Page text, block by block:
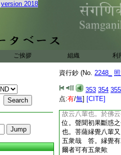
version 2018
ご挨拶 組織 利
資行鈔 (No. 2248_
353 354 355
点:有/無] [CITE]
輩。五衆又有三乘
問。三乘八輩者。
級。何於三道云有
覺。雖無四向四果
所謂八十八使見惑
十五心初果向。第
欲界九品斷前六品
第二果。付後三品
第三果也。此欲界
二品也。前七十一
也。於菩薩縁覺。
故云八輩也。於佛
位。聲聞初果斷惑
也。菩薩縁覺八輩
五衆哉 答。縁覺有
爾者可有五衆歟